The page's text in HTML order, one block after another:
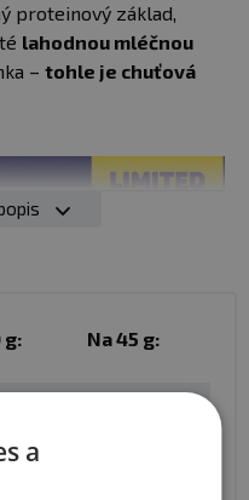
proteinový základ,
lahodnou mléčnou
– tohle je chuťová
g: Na 45 g:
a